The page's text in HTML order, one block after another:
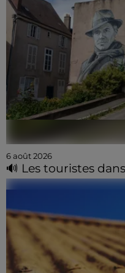
6 août 2026
🔊 Les touristes